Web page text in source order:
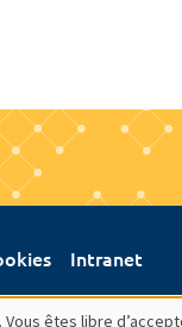
Intranet
êtes libre